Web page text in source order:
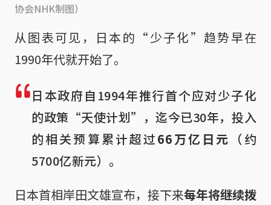
协会NHK制图）
从图表可见，日本的“少子化”趋势早在
1990年代就开始了。
日本政府自1994年推行首个应对少子化
的政策“天使计划”，迄今已30年，投入
的相关预算累计超过66万亿日元 （约
5700亿新元）。
日本首相岸田文雄宣布，接下来每年将继续拨